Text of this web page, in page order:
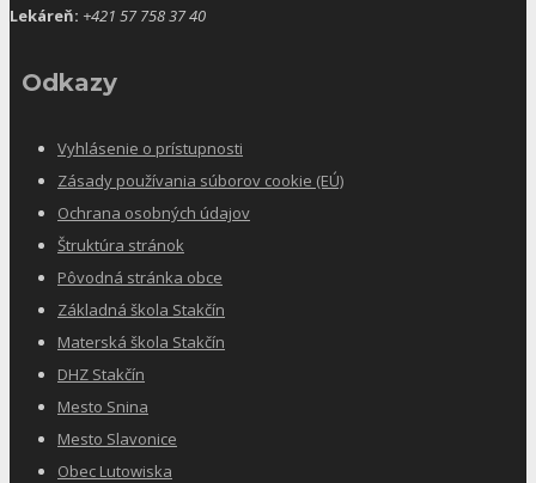
Lekáreň: +421 57 758 37 40
Odkazy
Vyhlásenie o prístupnosti
Zásady používania súborov cookie (EÚ)
Ochrana osobných údajov
Štruktúra stránok
Pôvodná stránka obce
Základná škola Stakčín
Materská škola Stakčín
DHZ Stakčín
Mesto Snina
Mesto Slavonice
Obec Lutowiska